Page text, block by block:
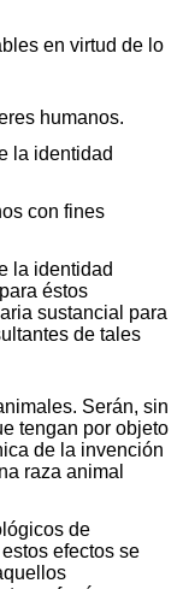
en virtud de lo
humanos.
la identidad
con fines
la identidad
éstos
sustancial para
de tales
Serán, sin
tengan por objeto
de la invención
raza animal
de
efectos se